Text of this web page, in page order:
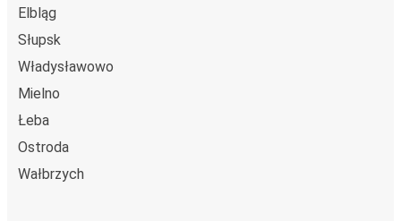
Elbląg
Słupsk
Władysławowo
Mielno
Łeba
Ostroda
Wałbrzych